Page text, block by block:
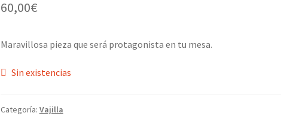
60,00€
Maravillosa pieza que será protagonista en tu mesa.
Sin existencias
Categoría: Vajilla